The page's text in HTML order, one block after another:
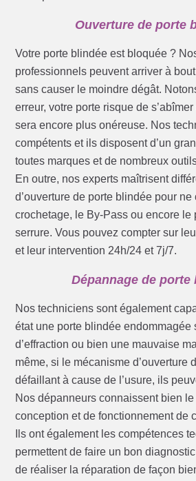
Ouverture de porte
Votre porte blindée est bloquée ?
professionnels peuvent arriver à
sans causer le moindre dégât.
erreur, votre porte risque de
sera encore plus onéreuse. Nos
compétents et ils disposent d’un
toutes marques et de nombreux
En outre, nos experts maîtrisent
d’ouverture de porte blindée pour ne
crochetage, le By-Pass ou encore le
serrure. Vous pouvez compter sur
et leur intervention 24h/24 et 7j/7.
Dépannage de porte
Nos techniciens sont également
état une porte blindée endommagée
d’effraction ou bien une mauvaise
même, si le mécanisme d’ouverture
défaillant à cause de l’usure, ils
Nos dépanneurs connaissent bien
conception et de fonctionnement de
Ils ont également les compétences
permettent de faire un bon
de réaliser la réparation de façon